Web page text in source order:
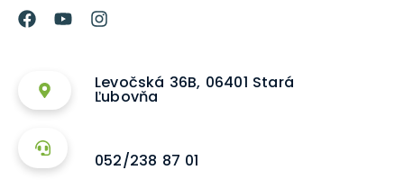
Levočská 36B, 06401 Stará
Ľubovňa
052/238 87 01